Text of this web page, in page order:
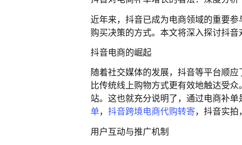
近年来，抖音已成为电商领域的重要
购买决策的方式。本文将深入探讨抖
抖音电商的崛起
随着社交媒体的发展，抖音等平台顺
比传统线上购物方式更有效地触达受
站。这也就充分说明了，通过电商补
单， 抖音跨境电商代购转寄，抖音实拍
用户互动与推广机制